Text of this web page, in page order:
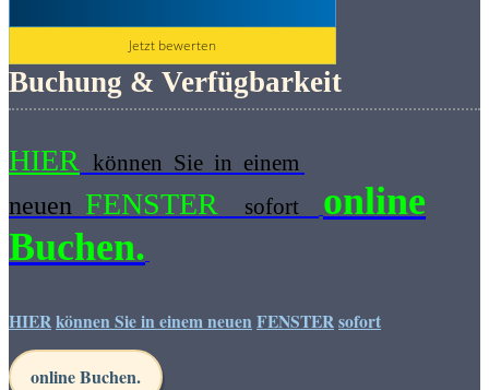
Jetzt bewerten
Buchung & Verfügbarkeit
HIER können Sie in einem
neuen FENSTER sofort
online
Buchen.
HIERkönnen Sie in einem neuenFENSTERsofort
online Buchen.